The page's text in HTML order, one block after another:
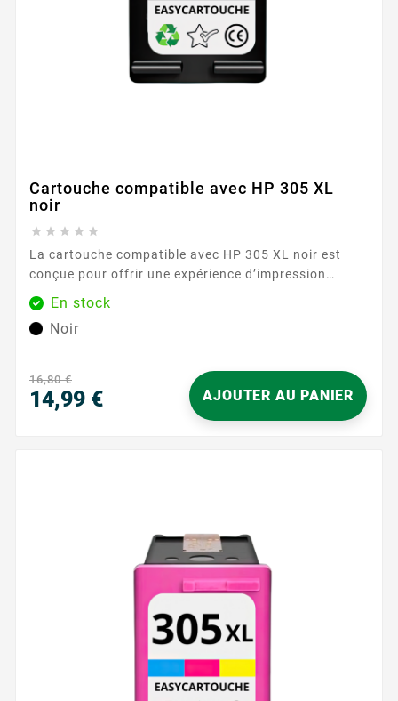
Cartouche compatible avec HP 305 XL
noir
    
La cartouche compatible avec HP 305 XL noir est
conçue pour offrir une expérience d’impression
simple et sereine au quotidien. Elle s’intègre
parfaitement aux imprimantes HP utilisant la
référence 305 , pour des documents nets, des textes
format XL , vous profitez d’une autonomie
confortable tout...
En stock
Noir
16,80 €
14,99 € AJOUTER AU PANIER